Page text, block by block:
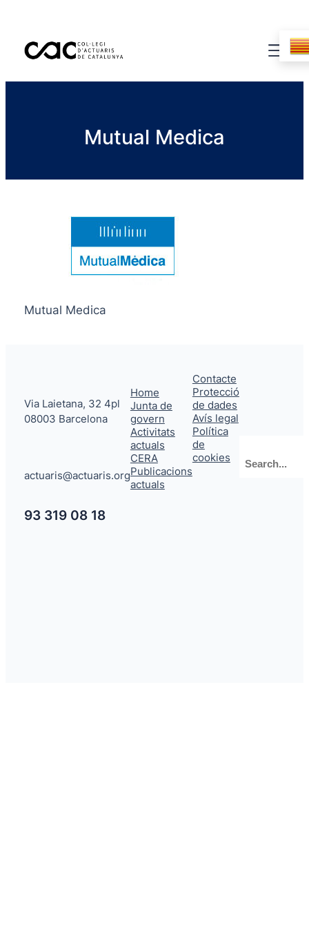
Mutual Medica
Mutual Medica
Via Laietana, 32 4pl
08003 Barcelona
actuaris@actuaris.org
93 319 08 18
Home
Junta de
govern
Activitats
actuals
CERA
Publicacions
actuals
Contacte
Protecció
de dades
Avís legal
Política
de
cookies